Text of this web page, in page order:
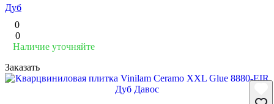
Дуб
0
0
Наличие уточняйте
Заказать